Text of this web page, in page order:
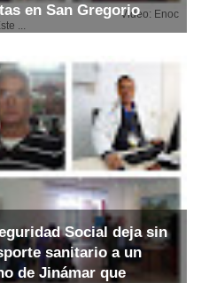
en San Gregorio
Enoc
...
Social deja sin
sanitario a un
de Jinámar que